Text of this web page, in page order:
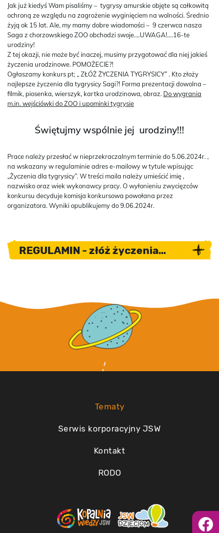
Jak już kiedyś Wam pisaliśmy – tygrysy amurskie objęte są całkowitą
ochroną ze względu na zagrożenie wyginięciem na wolności. Średnio
żyją ok 15 lat. Ale, my mamy dobre wiadomości – 9 czerwca nasza
Saga z chorzowskiego ZOO obchodzi swoje….UWAGA!….16-te
urodziny!
Z tej okazji, nie może być inaczej, musimy przygotować dla niej jakieś
życzenia urodzinowe. POMOŻECIE?!
Ogłaszamy konkurs pt; „ ZŁÓŻ ŻYCZENIA TYGRYSICY” . Kto złoży
najlepsze życzenia dla tygrysicy Sagi?! Forma prezentacji dowolna –
filmik, piosenka, wierszyk, kartka urodzinowa, obraz. Do wygrania
m.in. wejściówki do ZOO i upominki tygrysie
Świętujmy wspólnie jej urodziny!!!
Prace należy przesłać w nieprzekraczalnym terminie do 5.06.2024r. ,
na wskazany w regulaminie adres e-mailowy w tytule wpisując
„Życzenia dla tygrysicy”. W treści maila należy umieścić imię ,
nazwisko oraz wiek wykonawcy pracy. O wyłonieniu zwycięzców
konkursu decyduje komisja konkursowa powołana przez
organizatora. Wyniki opublikujemy do 9.06.2024r.
REGULAMIN - złóż życzenia
tygrysicy
Tematy
Serwis korporacyjny JSW
Kontakt
RODO